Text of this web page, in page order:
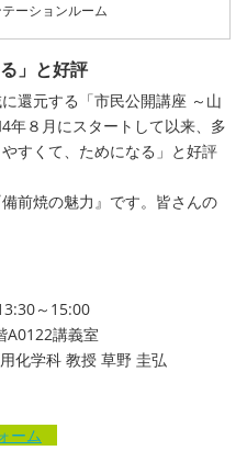
ーションルーム
」と好評
還元する「市民公開講座 ～山
年８月にスタートして以来、多
すくて、ためになる」と好評
前焼の魅力』です。皆さんの
～15:00
講義室
化学科 教授 草野 圭弘
ーム